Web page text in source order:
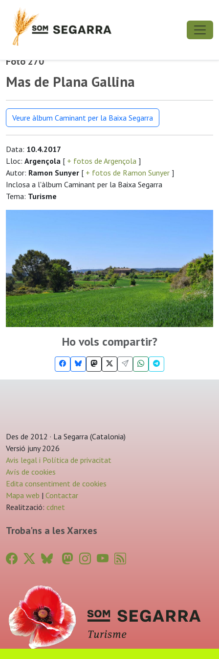
Foto 270
Mas de Plana Gallina
Veure àlbum Caminant per la Baixa Segarra
Data: 10.4.2017
Lloc: Argençola [ + fotos de Argençola ]
Autor: Ramon Sunyer [ + fotos de Ramon Sunyer ]
Inclosa a l'àlbum Caminant per la Baixa Segarra
Tema: Turisme
Ho vols compartir?
Des de 2012 · La Segarra (Catalonia)
Versió juny 2026
Avis legal i Política de privacitat
Avís de cookies
Edita consentiment de cookies
Mapa web | Contactar
Realització: cdnet
Troba'ns a les Xarxes